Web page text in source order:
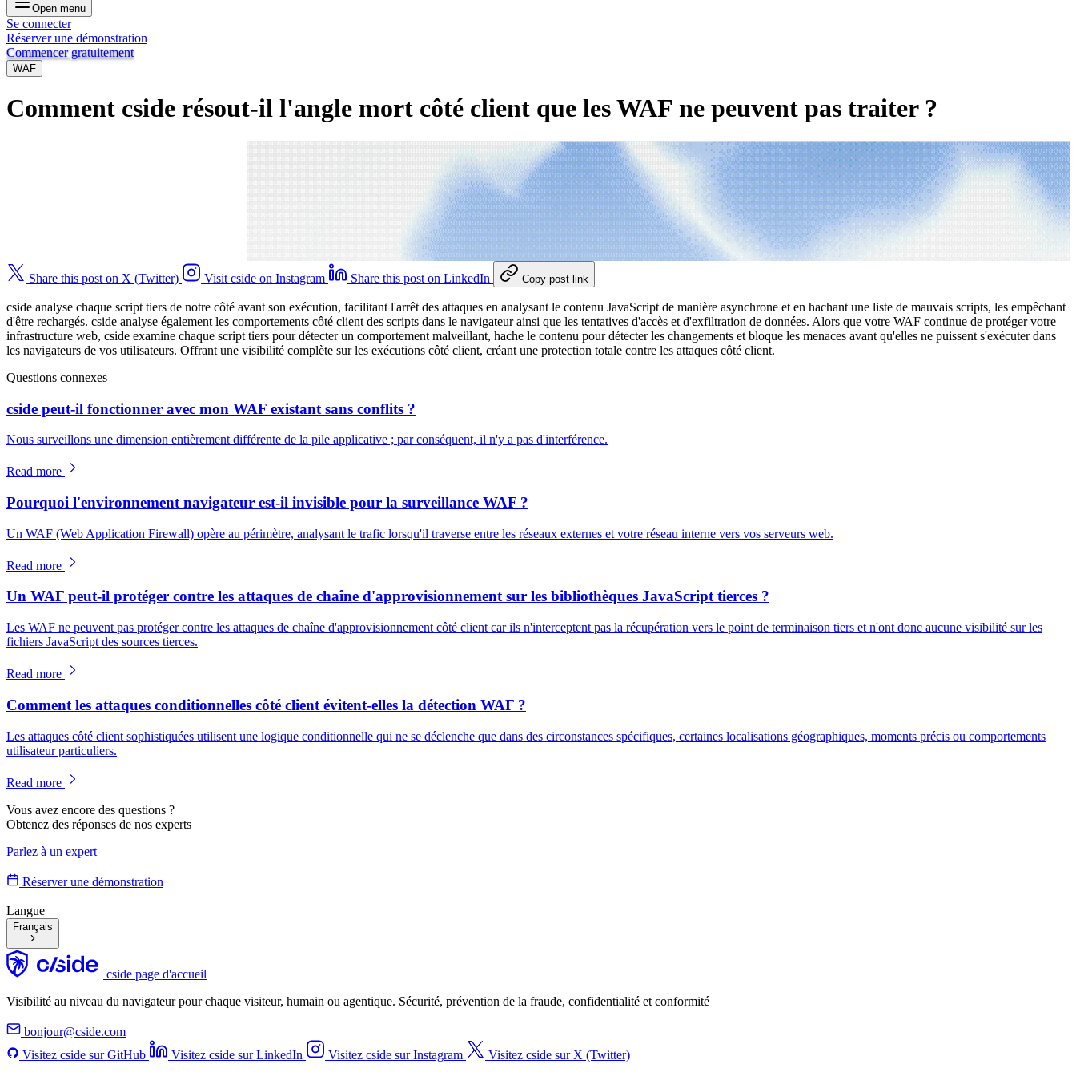
Open menu
Se connecter
Réserver une démonstration
Commencer gratuitement
WAF
Comment cside résout-il l'angle mort côté client que les WAF ne peuvent pas traiter ?
Share this post on X (Twitter) Visit cside on Instagram Share this post on LinkedIn Copy post link
cside analyse chaque script tiers de notre côté avant son exécution, facilitant l'arrêt des attaques en analysant le contenu JavaScript de manière asynchrone et en hachant une liste de mauvais scripts, les empêchant
d'être rechargés. cside analyse également les comportements côté client des scripts dans le navigateur ainsi que les tentatives d'accès et d'exfiltration de données. Alors que votre WAF continue de protéger votre
infrastructure web, cside examine chaque script tiers pour détecter un comportement malveillant, hache le contenu pour détecter les changements et bloque les menaces avant qu'elles ne puissent s'exécuter dans
les navigateurs de vos utilisateurs. Offrant une visibilité complète sur les exécutions côté client, créant une protection totale contre les attaques côté client.
Questions connexes
cside peut-il fonctionner avec mon WAF existant sans conflits ?
Nous surveillons une dimension entièrement différente de la pile applicative ; par conséquent, il n'y a pas d'interférence.
Read more
Pourquoi l'environnement navigateur est-il invisible pour la surveillance WAF ?
Un WAF (Web Application Firewall) opère au périmètre, analysant le trafic lorsqu'il traverse entre les réseaux externes et votre réseau interne vers vos serveurs web.
Read more
Un WAF peut-il protéger contre les attaques de chaîne d'approvisionnement sur les bibliothèques JavaScript tierces ?
Les WAF ne peuvent pas protéger contre les attaques de chaîne d'approvisionnement côté client car ils n'interceptent pas la récupération vers le point de terminaison tiers et n'ont donc aucune visibilité sur les
fichiers JavaScript des sources tierces.
Read more
Comment les attaques conditionnelles côté client évitent-elles la détection WAF ?
Les attaques côté client sophistiquées utilisent une logique conditionnelle qui ne se déclenche que dans des circonstances spécifiques, certaines localisations géographiques, moments précis ou comportements
utilisateur particuliers.
Read more
Vous avez encore des questions ?
Obtenez des réponses de nos experts
Parlez à un expert
Réserver une démonstration
Langue
Français
cside page d'accueil
Visibilité au niveau du navigateur pour chaque visiteur, humain ou agentique. Sécurité, prévention de la fraude, confidentialité et conformité
bonjour@cside.com
Visitez cside sur GitHub
Visitez cside sur LinkedIn Visitez cside sur Instagram
Visitez cside sur X (Twitter)